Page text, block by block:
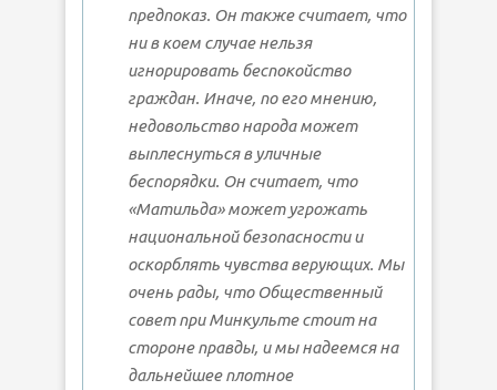
предпоказ. Он также считает, что
ни в коем случае нельзя
игнорировать беспокойство
граждан. Иначе, по его мнению,
недовольство народа может
выплеснуться в уличные
беспорядки. Он считает, что
«Матильда» может угрожать
национальной безопасности и
оскорблять чувства верующих. Мы
очень рады, что Общественный
совет при Минкульте стоит на
стороне правды, и мы надеемся на
дальнейшее плотное